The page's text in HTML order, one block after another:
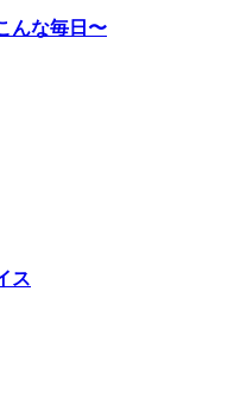
んな毎日〜
ス